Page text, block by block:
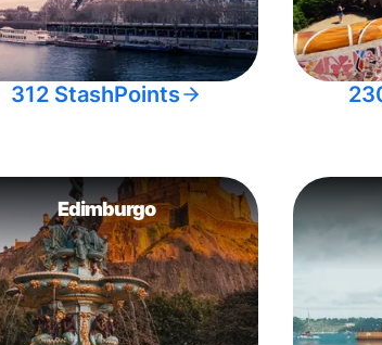
312 StashPoints
Edimburgo